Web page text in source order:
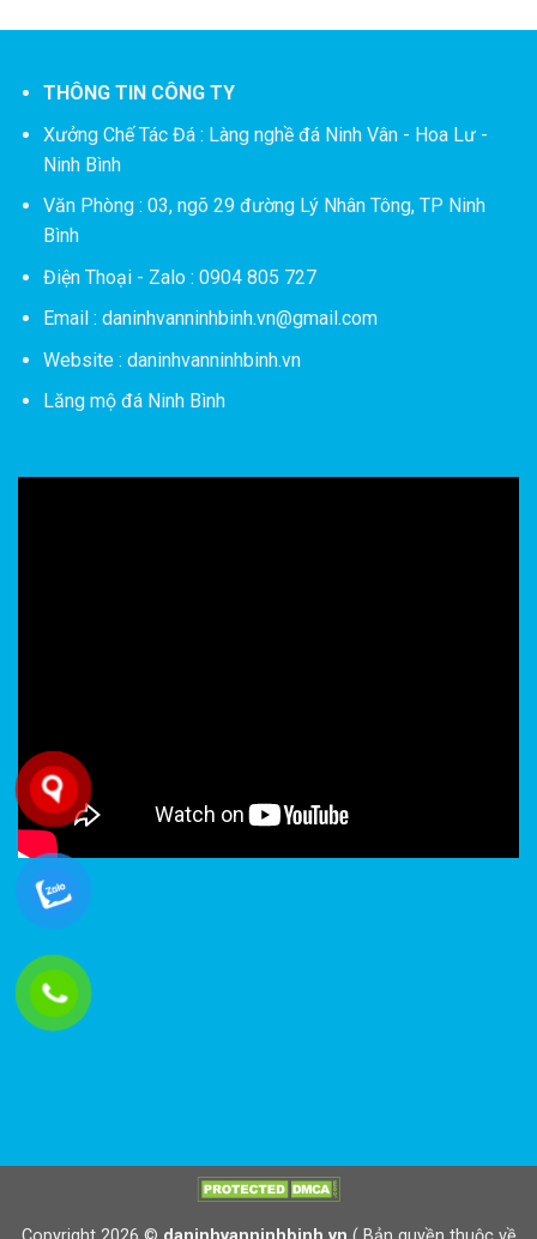
THÔNG TIN CÔNG TY
Xưởng Chế Tác Đá : Làng nghề đá Ninh Vân - Hoa Lư -
Ninh Bình
Văn Phòng : 03, ngõ 29 đường Lý Nhân Tông, TP Ninh
Bình
Điện Thoại - Zalo : 0904 805 727
Email : daninhvanninhbinh.vn@gmail.com
Website : daninhvanninhbinh.vn
Lăng mộ đá Ninh Bình